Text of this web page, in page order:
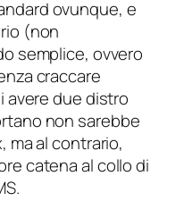
ovunque, e
(non
semplice, ovvero
craccare
avere due distro
non sarebbe
ma al contrario,
catena al collo di